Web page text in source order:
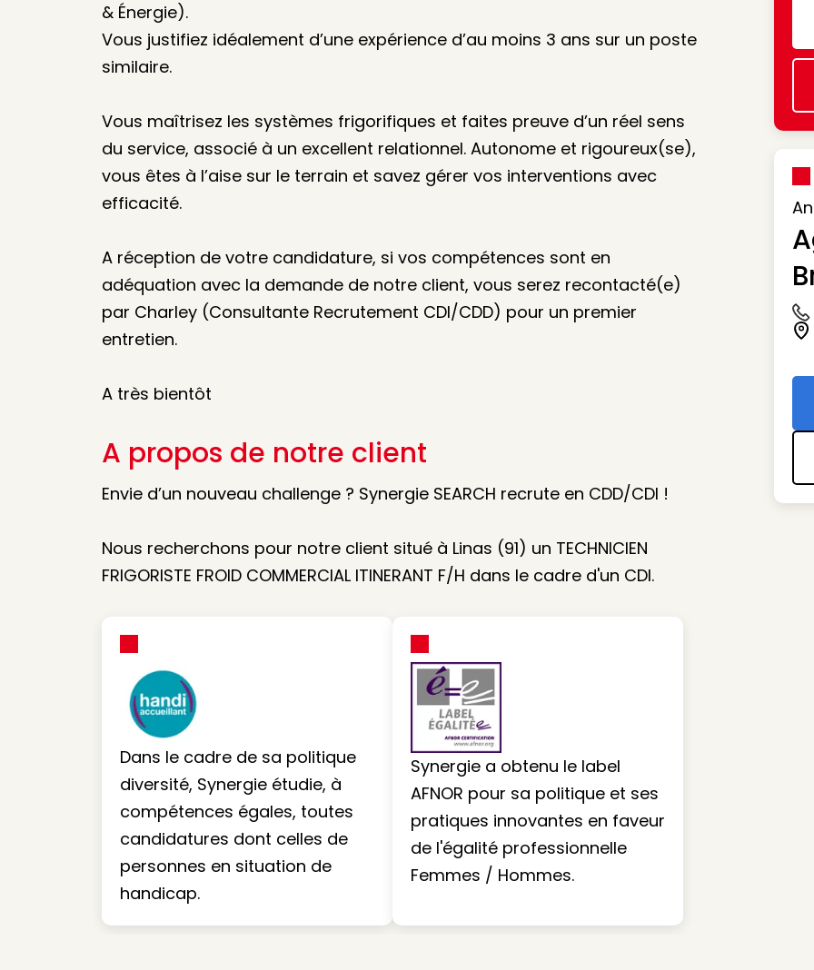
& Énergie).
Vous justifiez idéalement d’une expérience d’au moins 3 ans sur un poste
similaire.
Vous maîtrisez les systèmes frigorifiques et faites preuve d’un réel sens
du service, associé à un excellent relationnel. Autonome et rigoureux(se),
vous êtes à l’aise sur le terrain et savez gérer vos interventions avec
efficacité.
A réception de votre candidature, si vos compétences sont en
adéquation avec la demande de notre client, vous serez recontacté(e)
par Charley (Consultante Recrutement CDI/CDD) pour un premier
entretien.
A très bientôt
A propos de notre client
Envie d’un nouveau challenge ? Synergie SEARCH recrute en CDD/CDI !
Nous recherchons pour notre client situé à Linas (91) un TECHNICIEN
FRIGORISTE FROID COMMERCIAL ITINERANT F/H dans le cadre d'un CDI.
Dans le cadre de sa politique
diversité, Synergie étudie, à
compétences égales, toutes
candidatures dont celles de
personnes en situation de
handicap.
Synergie a obtenu le label
AFNOR pour sa politique et ses
pratiques innovantes en faveur
de l'égalité professionnelle
Femmes / Hommes.